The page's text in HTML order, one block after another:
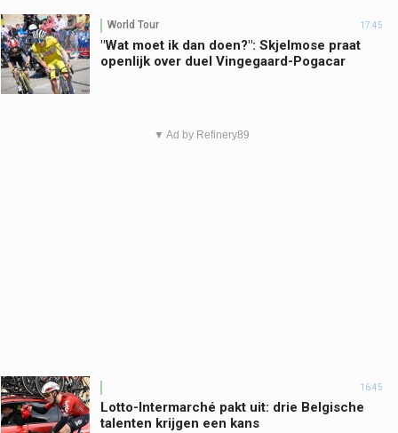
World Tour 17:45
"Wat moet ik dan doen?": Skjelmose praat
openlijk over duel Vingegaard-Pogacar
▼ Ad by Refinery89
16:45
Lotto-Intermarché pakt uit: drie Belgische
talenten krijgen een kans